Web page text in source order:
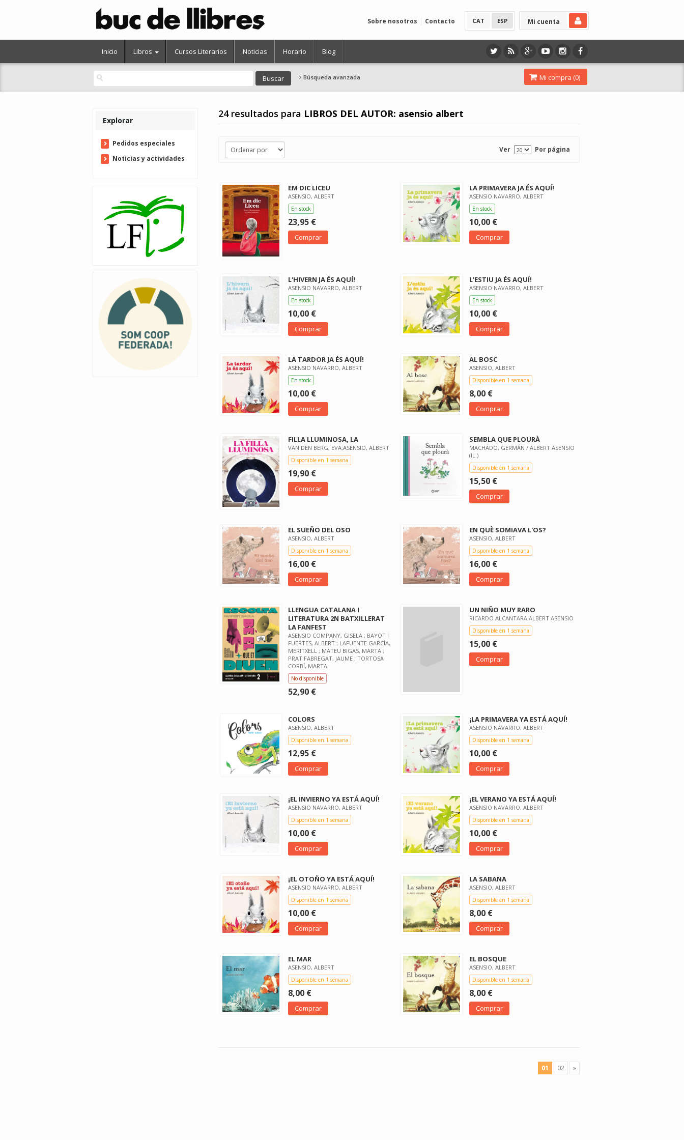
Mi cuenta
CAT ESP
Sobre nosotros Contacto
Inicio Libros Cursos Literarios Noticias Horario Blog
Búsqueda avanzada Mi compra (0)
24 resultados para LIBROS DEL AUTOR: asensio albert
Ver Por página
EM DIC LICEU
ASENSIO, ALBERT
En stock
23,95 €
Comprar
LA PRIMAVERA JA ÉS AQUÍ!
ASENSIO NAVARRO, ALBERT
En stock
10,00 €
Comprar
L'HIVERN JA ÉS AQUÍ!
ASENSIO NAVARRO, ALBERT
En stock
10,00 €
Comprar
L'ESTIU JA ÉS AQUÍ!
ASENSIO NAVARRO, ALBERT
En stock
10,00 €
Comprar
LA TARDOR JA ÉS AQUÍ!
ASENSIO NAVARRO, ALBERT
En stock
10,00 €
Comprar
AL BOSC
ASENSIO, ALBERT
Disponible en 1 semana
8,00 €
Comprar
FILLA LLUMINOSA, LA
VAN DEN BERG, EVA;ASENSIO, ALBERT
Disponible en 1 semana
19,90 €
Comprar
SEMBLA QUE PLOURÀ
MACHADO, GERMÁN / ALBERT ASENSIO
(IL.)
Disponible en 1 semana
15,50 €
Comprar
EL SUEÑO DEL OSO
ASENSIO, ALBERT
Disponible en 1 semana
16,00 €
Comprar
EN QUÈ SOMIAVA L'OS?
ASENSIO, ALBERT
Disponible en 1 semana
16,00 €
Comprar
LLENGUA CATALANA I
LITERATURA 2N BATXILLERAT
LA FANFEST
ASENSIO COMPANY, GISELA ; BAYOT I
FUERTES, ALBERT ; LAFUENTE GARCÍA,
MERITXELL ; MATEU BIGAS, MARTA ;
PRAT FABREGAT, JAUME ; TORTOSA
CORBÍ, MARTA
No disponible
52,90 €
UN NIÑO MUY RARO
RICARDO ALCANTARA;ALBERT ASENSIO
Disponible en 1 semana
15,00 €
Comprar
COLORS
ASENSIO, ALBERT
Disponible en 1 semana
12,95 €
Comprar
¡LA PRIMAVERA YA ESTÁ AQUÍ!
ASENSIO NAVARRO, ALBERT
Disponible en 1 semana
10,00 €
Comprar
¡EL INVIERNO YA ESTÁ AQUÍ!
ASENSIO NAVARRO, ALBERT
Disponible en 1 semana
10,00 €
Comprar
¡EL VERANO YA ESTÁ AQUÍ!
ASENSIO NAVARRO, ALBERT
Disponible en 1 semana
10,00 €
Comprar
¡EL OTOÑO YA ESTÁ AQUÍ!
ASENSIO NAVARRO, ALBERT
Disponible en 1 semana
10,00 €
Comprar
LA SABANA
ASENSIO, ALBERT
Disponible en 1 semana
8,00 €
Comprar
EL MAR
ASENSIO, ALBERT
Disponible en 1 semana
8,00 €
Comprar
EL BOSQUE
ASENSIO, ALBERT
Disponible en 1 semana
8,00 €
Comprar
01 02 »
Explorar
Pedidos especiales
Noticias y actividades